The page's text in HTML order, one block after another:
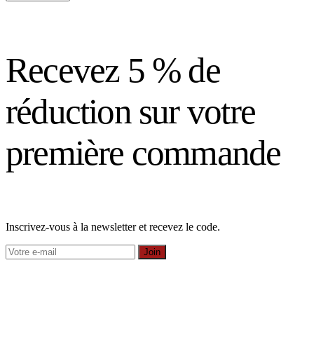
Recevez 5 % de
réduction sur votre
première commande
Inscrivez-vous à la newsletter et recevez le code.
Join